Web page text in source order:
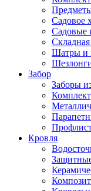
Садовое
Садовые
Шатры и
Забор
Заборы
Кровля